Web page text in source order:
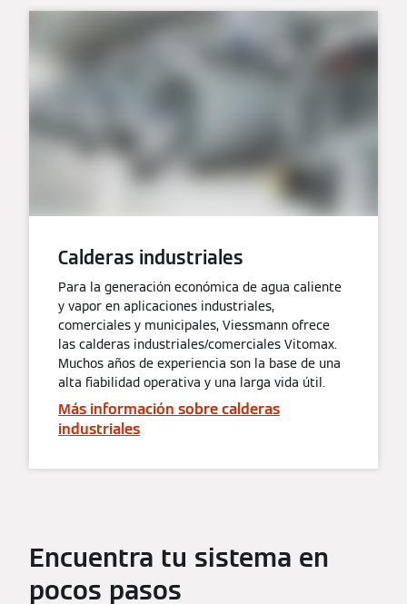
Calderas industriales
Para la generación económica de agua caliente
y vapor en aplicaciones industriales,
comerciales y municipales, Viessmann ofrece
las calderas industriales/comerciales Vitomax.
Muchos años de experiencia son la base de una
alta fiabilidad operativa y una larga vida útil.
Más información sobre calderas
industriales
Encuentra tu sistema en
pocos pasos